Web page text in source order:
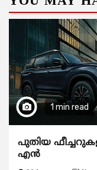
1 min read
പുതിയ
എൻ